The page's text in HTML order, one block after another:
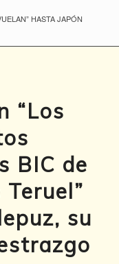
HASTA JAPÓN
“Los
BIC de
su